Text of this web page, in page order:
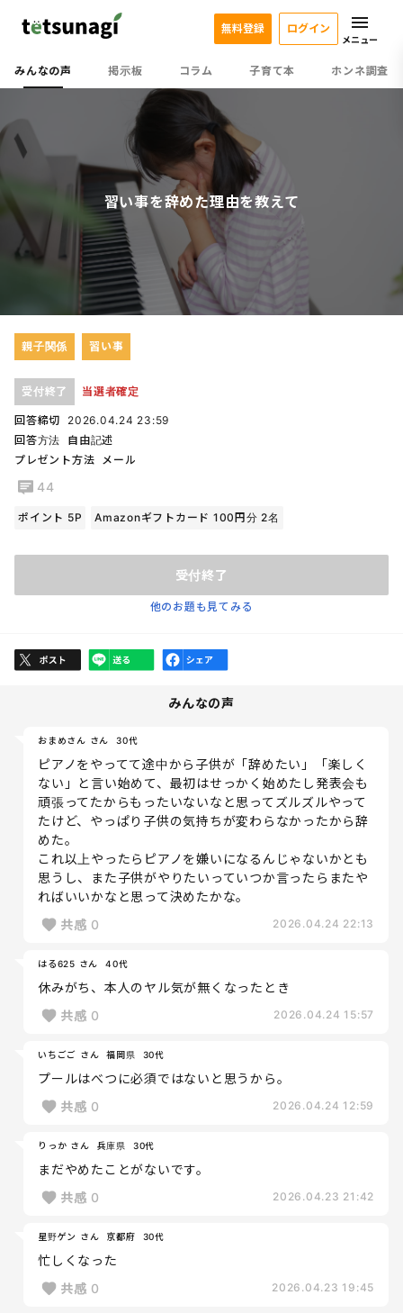
みんなの声 掲示板 コラム 子育て本 ホンネ調査
無料登録 ログイン
メニュー
習い事を辞めた理由を教えて
親子関係 習い事
受付終了 当選者確定
回答締切
2026.04.24 23:59
回答方法
自由記述
プレゼント方法
メール
44
ポイント 5P Amazonギフトカード 100円分 2名
受付終了
他のお題も見てみる
みんなの声
おまめさん さん 30代
ピアノをやってて途中から子供が「辞めたい」「楽しく
ない」と言い始めて、最初はせっかく始めたし発表会も
頑張ってたからもったいないなと思ってズルズルやって
たけど、やっぱり子供の気持ちが変わらなかったから辞
めた。
これ以上やったらピアノを嫌いになるんじゃないかとも
思うし、また子供がやりたいっていつか言ったらまたや
ればいいかなと思って決めたかな。
共感 0 2026.04.24 22:13
はる625 さん 40代
休みがち、本人のヤル気が無くなったとき
共感 0 2026.04.24 15:57
いちごご さん 福岡県 30代
プールはべつに必須ではないと思うから。
共感 0 2026.04.24 12:59
りっか さん 兵庫県 30代
まだやめたことがないです。
共感 0 2026.04.23 21:42
星野ゲン さん 京都府 30代
忙しくなった
共感 0 2026.04.23 19:45